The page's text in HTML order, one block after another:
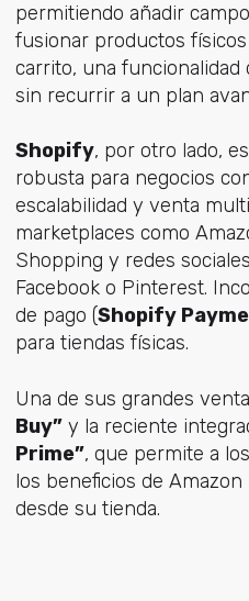
permitiendo añadir
fusionar productos
carrito, una
sin recurrir a un plan
Shopify, por otro lado,
robusta para negocios
escalabilidad y venta
marketplaces como
Shopping y redes
Facebook o Pinterest.
de pago (Shopify
para tiendas físicas.
Una de sus grandes
Buy”y la reciente
Prime”, que permite a
los beneficios de
desde su tienda.